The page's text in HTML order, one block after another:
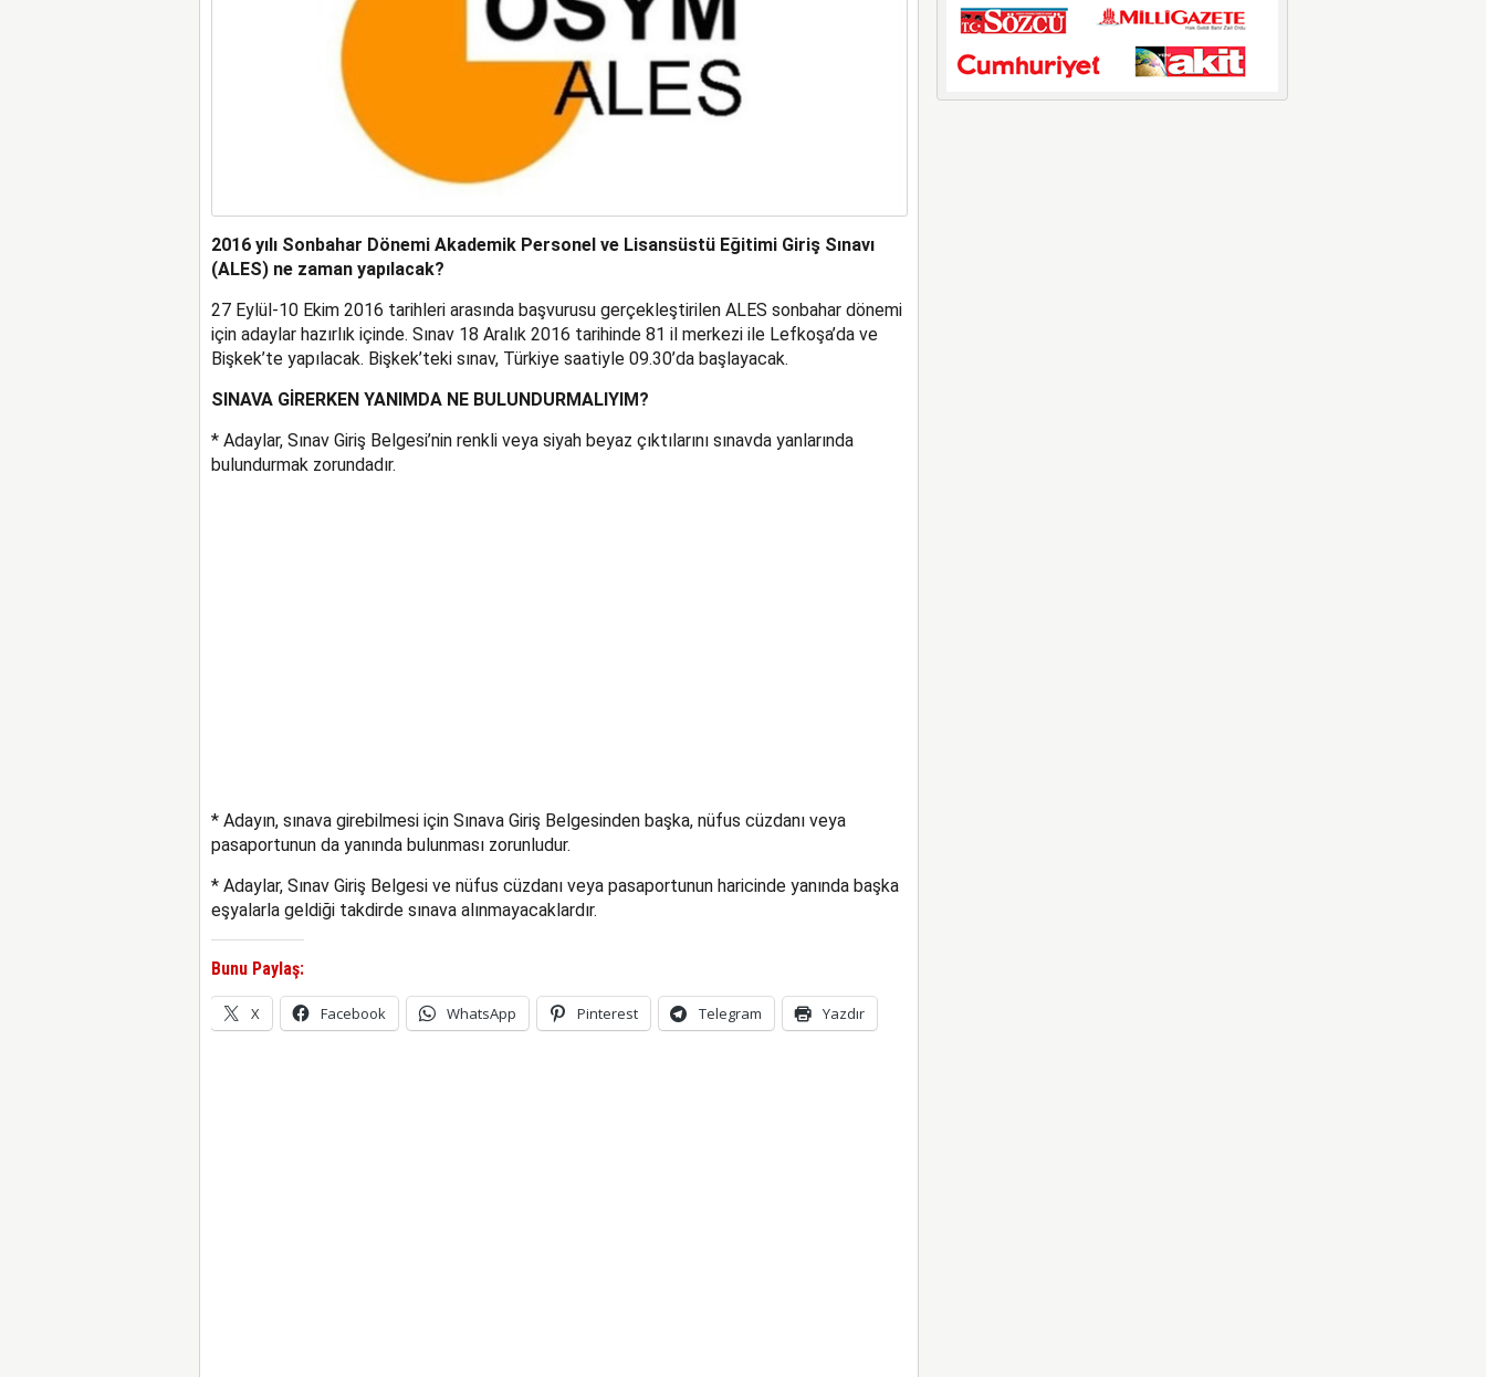
2016 yılı Sonbahar Dönemi Akademik Personel ve Lisansüstü Eğitimi Giriş Sınavı
(ALES) ne zaman yapılacak?
27 Eylül-10 Ekim 2016 tarihleri arasında başvurusu gerçekleştirilen ALES sonbahar dönemi
için adaylar hazırlık içinde. Sınav 18 Aralık 2016 tarihinde 81 il merkezi ile Lefkoşa’da ve
Bişkek’te yapılacak. Bişkek’teki sınav, Türkiye saatiyle 09.30’da başlayacak.
SINAVA GİRERKEN YANIMDA NE BULUNDURMALIYIM?
* Adaylar, Sınav Giriş Belgesi’nin renkli veya siyah beyaz çıktılarını sınavda yanlarında
bulundurmak zorundadır.
* Adayın, sınava girebilmesi için Sınava Giriş Belgesinden başka, nüfus cüzdanı veya
pasaportunun da yanında bulunması zorunludur.
* Adaylar, Sınav Giriş Belgesi ve nüfus cüzdanı veya pasaportunun haricinde yanında başka
eşyalarla geldiği takdirde sınava alınmayacaklardır.
Bunu Paylaş:
X Facebook WhatsApp Pinterest Telegram Yazdır
Genel Müdürlüğü 22.07.2026 ...
Motorine Gece Yarısı Büyük İndirim
ABD-İran arasında yeniden diplomasi
yürütüleceği sinyallerinin p...